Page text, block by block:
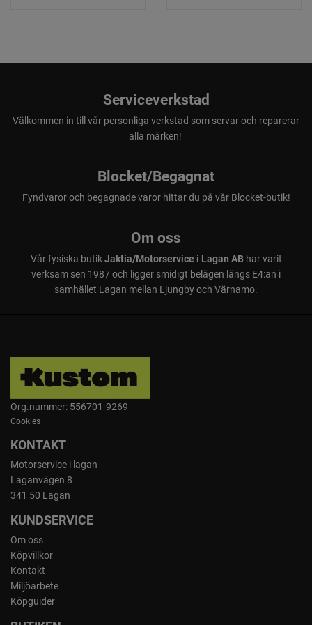
Serviceverkstad
Välkommen in till vår personliga verkstad som servar och reparerar
alla märken!
Blocket/Begagnat
Fyndvaror och begagnade varor hittar du på vår Blocket-butik!
Om oss
Vår fysiska butikJaktia/Motorservice i Lagan ABhar varit
verksam sen 1987 och ligger smidigt belägen längs E4:an i
samhället Lagan mellan Ljungby och Värnamo.
Org.nummer: 556701-9269
Cookies
KONTAKT
Motorservice i lagan
Laganvägen 8
341 50 Lagan
KUNDSERVICE
Om oss
Köpvillkor
Kontakt
Miljöarbete
Köpguider